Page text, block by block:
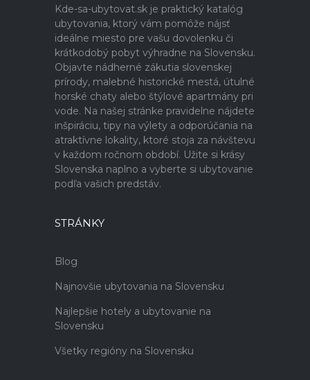
Kde-sa-ubytovat.sk je praktický katalóg
ubytovania, ktorý vám pomôže nájsť
ideálne miesto pre vašu dovolenku či
krátkodobý pobyt výhradne na Slovensku.
Objavte nádherné zákutia slovenskej
prírody, malebné historické mestá, útulné
horské chaty alebo štýlové apartmány pri
vode. Na našej stránke pravidelne nájdete
inšpiráciu, tipy na výlety a odporúčania na
atraktívne lokality, ktoré stoja za návštevu
v každom ročnom období. Užite si krásy
Slovenska naplno a vyberte si ubytovanie
podľa vašich predstáv.
STRÁNKY
Blog
Najnovšie ubytovania na Slovensku
Najlepšie hotely a ubytovanie na
Slovensku
Všetky regióny na Slovensku